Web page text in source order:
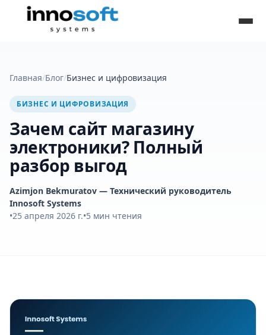
Главная/Блог/Бизнес и цифровизация
БИЗНЕС И ЦИФРОВИЗАЦИЯ
Зачем сайт магазину
электроники? Полный
разбор выгод
Azimjon Bekmuratov — Технический руководитель
Innosoft Systems
•25 апреля 2026 г.•5 мин чтения